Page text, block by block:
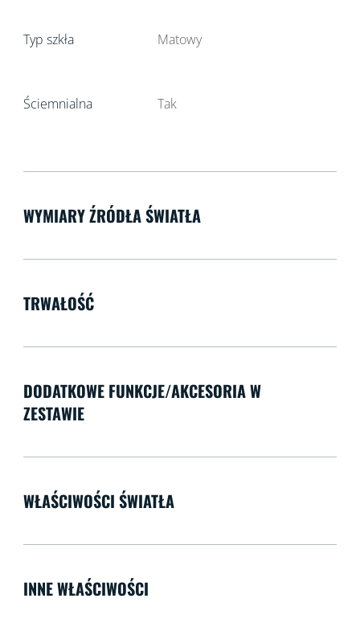
Typ szkła Matowy
Ściemnialna Tak
WYMIARY ŹRÓDŁA ŚWIATŁA
TRWAŁOŚĆ
DODATKOWE FUNKCJE/AKCESORIA W
ZESTAWIE
WŁAŚCIWOŚCI ŚWIATŁA
INNE WŁAŚCIWOŚCI